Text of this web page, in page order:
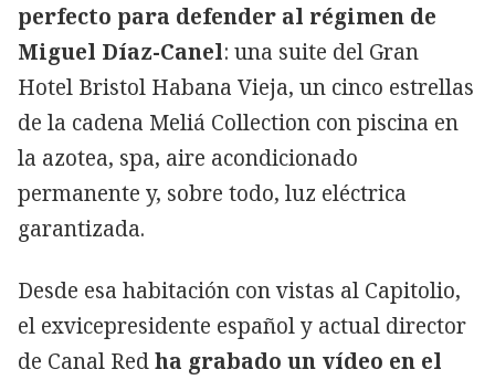
perfecto para defender al régimen de
Miguel Díaz-Canel: una suite del Gran
Hotel Bristol Habana Vieja, un cinco estrellas
de la cadena Meliá Collection con piscina en
la azotea, spa, aire acondicionado
permanente y, sobre todo, luz eléctrica
garantizada.
Desde esa habitación con vistas al Capitolio,
el exvicepresidente español y actual director
de Canal Redha grabado un vídeo en el